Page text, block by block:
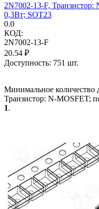
2N7002-13-F,
0,3Вт; SOT23
0.0
КОД:
2N7002-13-F
20.54 ₽
Доступность: 751 шт.
Минимальное количество
Транзистор: N-MOSFET;
1.